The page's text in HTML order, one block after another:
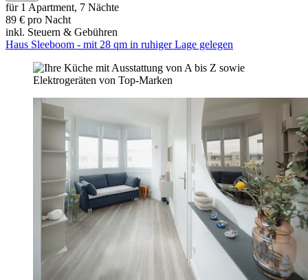
für 1 Apartment, 7 Nächte
89 € pro Nacht
inkl. Steuern & Gebühren
Haus Sleeboom - mit 28 qm in ruhiger Lage gelegen